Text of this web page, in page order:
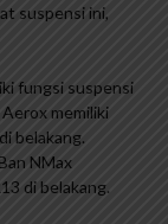
suspensi ini,
fungsi suspensi
memiliki
belakang.
NMax
di belakang.